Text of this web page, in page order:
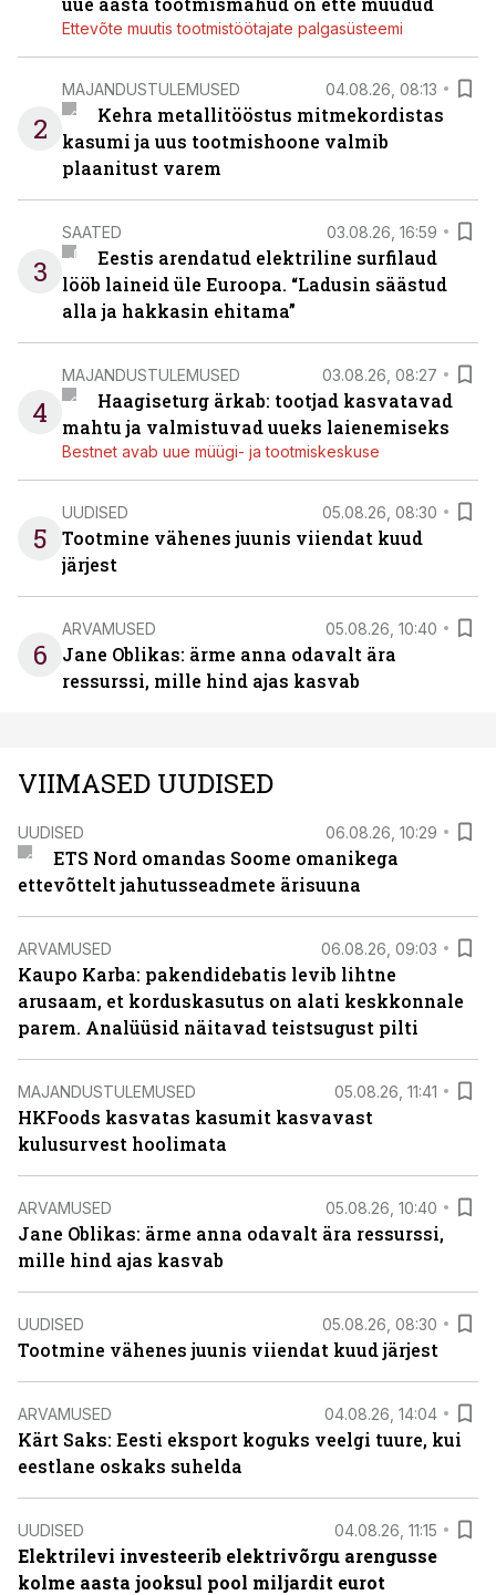
Ettevõte muutis tootmistöötajate palgasüsteemi
2
MAJANDUSTULEMUSED 04.08.26, 08:13
Kehra metallitööstus mitmekordistas
kasumi ja uus tootmishoone valmib
plaanitust varem
3
SAATED 03.08.26, 16:59
Eestis arendatud elektriline surfilaud
lööb laineid üle Euroopa. “Ladusin säästud
alla ja hakkasin ehitama”
4
MAJANDUSTULEMUSED 03.08.26, 08:27
Haagiseturg ärkab: tootjad kasvatavad
mahtu ja valmistuvad uueks laienemiseks
Bestnet avab uue müügi- ja tootmiskeskuse
5
UUDISED 05.08.26, 08:30
Tootmine vähenes juunis viiendat kuud
järjest
6
ARVAMUSED 05.08.26, 10:40
Jane Oblikas: ärme anna odavalt ära
ressurssi, mille hind ajas kasvab
VIIMASED UUDISED
UUDISED 06.08.26, 10:29
ETS Nord omandas Soome omanikega
ettevõttelt jahutusseadmete ärisuuna
ARVAMUSED 06.08.26, 09:03
Kaupo Karba: pakendidebatis levib lihtne
arusaam, et korduskasutus on alati keskkonnale
parem. Analüüsid näitavad teistsugust pilti
MAJANDUSTULEMUSED 05.08.26, 11:41
HKFoods kasvatas kasumit kasvavast
kulusurvest hoolimata
ARVAMUSED 05.08.26, 10:40
Jane Oblikas: ärme anna odavalt ära ressurssi,
mille hind ajas kasvab
UUDISED 05.08.26, 08:30
Tootmine vähenes juunis viiendat kuud järjest
ARVAMUSED 04.08.26, 14:04
Kärt Saks: Eesti eksport koguks veelgi tuure, kui
eestlane oskaks suhelda
UUDISED 04.08.26, 11:15
Elektrilevi investeerib elektrivõrgu arengusse
kolme aasta jooksul pool miljardit eurot